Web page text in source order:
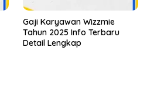
Gaji Karyawan Wizzmie
Tahun 2025 Info Terbaru
Detail Lengkap